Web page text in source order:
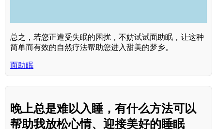
总之，若您正遭受失眠的困扰，不妨试试面助眠，让这种
简单而有效的自然疗法帮助您进入甜美的梦乡。
面助眠
晚上总是难以入睡，有什么方法可以
帮助我放松心情、迎接美好的睡眠